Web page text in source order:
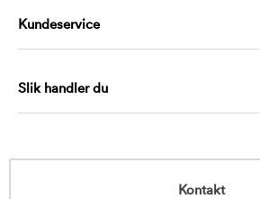
Kundeservice
Slik handler du
Kontakt